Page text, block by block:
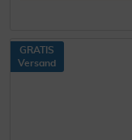
GRATIS
Versand